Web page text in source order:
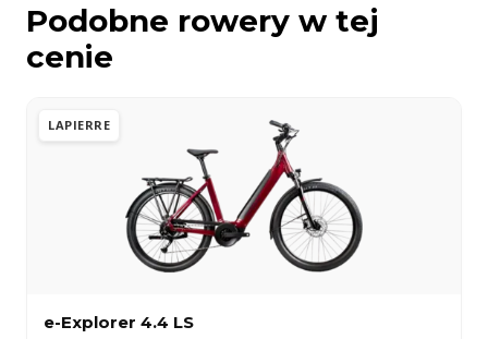
Podobne rowery w tej
cenie
LAPIERRE
e-Explorer 4.4 LS